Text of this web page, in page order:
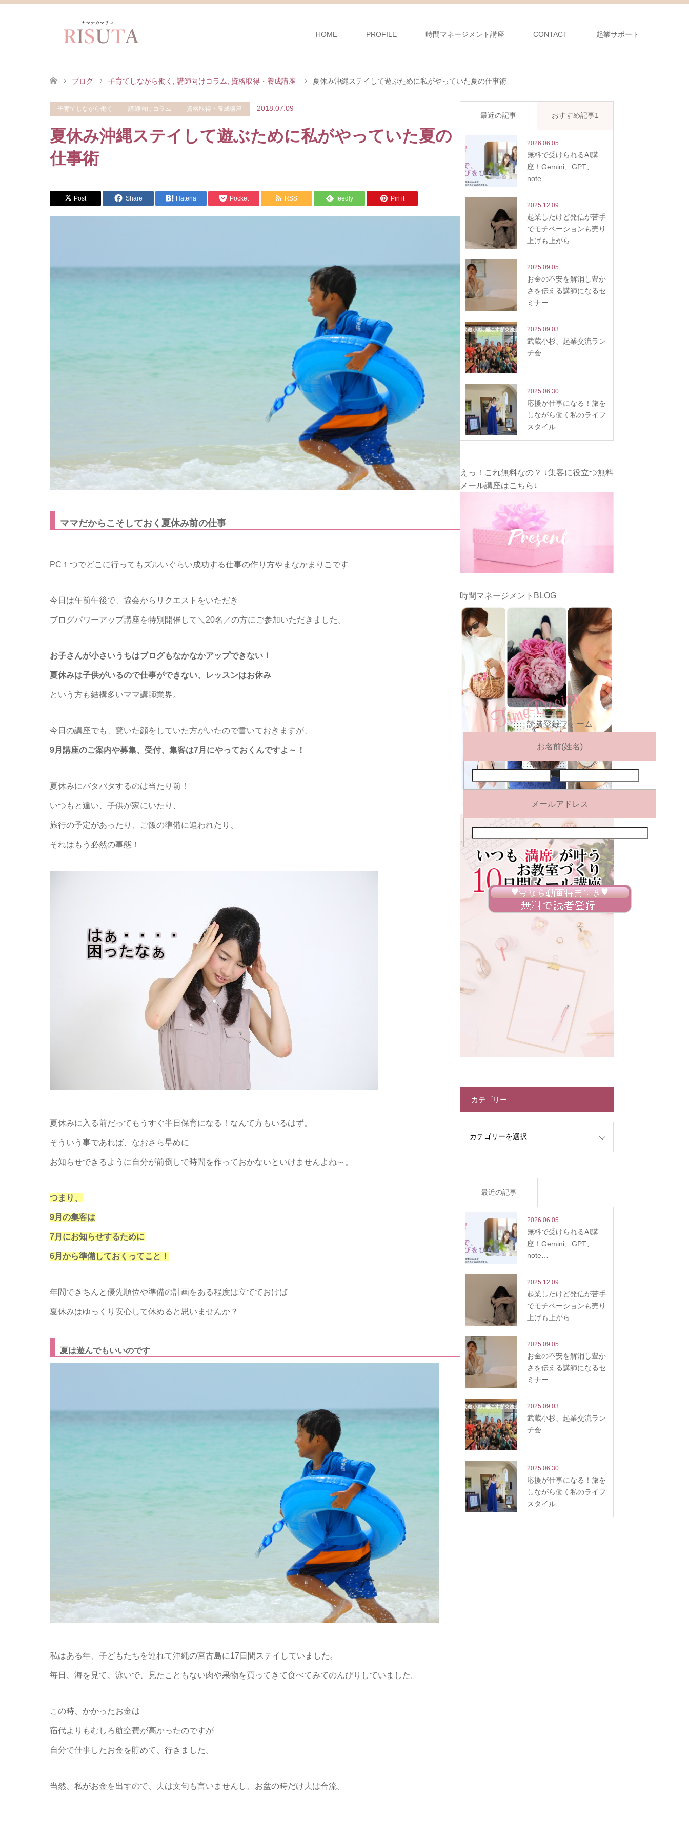
HOME PROFILE 時間マネージメント講座 CONTACT 起業サポート
ブログ 子育てしながら働く 講師向けコラム 資格取得・養成講座 夏休み沖縄ステイして遊ぶために私がやっていた夏の仕事術
子育てしながら働く 講師向けコラム 資格取得・養成講座 2018.07.09
夏休み沖縄ステイして遊ぶために私がやっていた夏の
仕事術
Post Share Hatena Pocket RSS feedly Pin it
ママだからこそしておく夏休み前の仕事
PC１つでどこに行ってもズルいぐらい成功する仕事の作り方やま なかまりこです
今日は午前午後で、協会からリクエストをいただき
ブログパワーアップ講座を特別開催して＼20名／の方にご参加いただきました。
お子さんが小さいうちはブログもなかなかアップできない！
夏休みは子供がいるので仕事ができない、レッスンはお休み
という方も結構多いママ講師業界。
今日の講座でも、 驚いた顔をしていた方がいたので書いておきますが、
9月講座のご案内や募集、受付、 集客は7月にやっておくんですよ～！
夏休みにバタバタするのは当たり前！
いつもと違い、子供が家にいたり、
旅行の予定があったり、ご飯の準備に追われたり、
それはもう必然の事態！
夏休みに入る前だってもうすぐ半日保育になる！ なんて方もいるはず。
そういう事であれば、なおさら早めに
お知らせできるように自分が前倒しで時間を作っておかないといけ ませんよね～。
つまり、
9月の集客は
7月にお知らせするために
6月から準備しておくってこと！
年間できちんと優先順位や準備の計画をある程度は立てておけば
夏休みはゆっくり安心して休めると思いませんか？
夏は遊んでもいいのです
私はある年、子どもたちを連れて沖縄の宮古島に17日間ステイしていました。
毎日、海を見て、泳いで、見たこともない肉や果物を買ってきて食べてみてのんびりしていま した。
この時、かかったお金は
宿代よりもむしろ航空費が高かったのですが
自分で仕事したお金を貯めて、行きました。
当然、私がお金を出すので、夫は文句も言いませんし、お盆の時だけ夫は合流。
最近の記事 おすすめ記事1
2026.06.05
無料で受けられるAI講
座！Gemini、GPT、
note…
2025.12.09
起業したけど発信が苦手
でモチベーションも売り
上げも上がら…
2025.09.05
お金の不安を解消し豊か
さを伝える講師になるセ
ミナー
2025.09.03
武蔵小杉、起業交流ラン
チ会
2025.06.30
応援が仕事になる！旅を
しながら働く私のライフ
スタイル
えっ！これ無料なの？ ↓集客に役立つ無料
メール講座はこちら↓
時間マネージメントBLOG
読者登録フォーム
お名前(姓名)
メールアドレス
カテゴリー
最近の記事
2026.06.05
無料で受けられるAI講
座！Gemini、GPT、
note…
2025.12.09
起業したけど発信が苦手
でモチベーションも売り
上げも上がら…
2025.09.05
お金の不安を解消し豊か
さを伝える講師になるセ
ミナー
2025.09.03
武蔵小杉、起業交流ラン
チ会
2025.06.30
応援が仕事になる！旅を
しながら働く私のライフ
スタイル